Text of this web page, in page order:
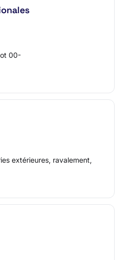
00-
extérieures, ravalement,